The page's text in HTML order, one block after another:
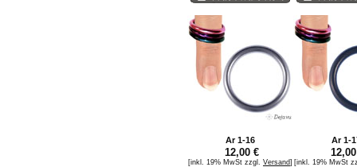
Ar 1-16 Ar 1-
12,00 €
[inkl. 19% MwSt zzgl. Versand] [inkl. 19% MwSt